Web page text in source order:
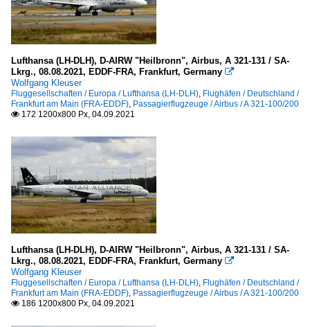
Lufthansa (LH-DLH), D-AIRW "Heilbronn", Airbus, A 321-131 / SA-
Lkrg., 08.08.2021, EDDF-FRA, Frankfurt, Germany 
Wolfgang Kleuser
Fluggesellschaften / Europa / Lufthansa (LH-DLH) Flughäfen / Deutschland /
Frankfurt am Main (FRA-EDDF) Passagierflugzeuge / Airbus / A 321-100/200
 172 1200x800 Px, 04.09.2021
Lufthansa (LH-DLH), D-AIRW "Heilbronn", Airbus, A 321-131 / SA-
Lkrg., 08.08.2021, EDDF-FRA, Frankfurt, Germany 
Wolfgang Kleuser
Fluggesellschaften / Europa / Lufthansa (LH-DLH) Flughäfen / Deutschland /
Frankfurt am Main (FRA-EDDF) Passagierflugzeuge / Airbus / A 321-100/200
 186 1200x800 Px, 04.09.2021